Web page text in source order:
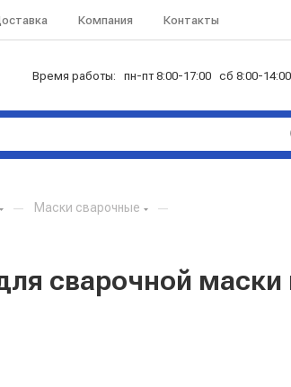
Компания Контакты
Время работы: пн-пт 8:00-17:00 сб 8:00-
— Маски сварочные —
сварочной